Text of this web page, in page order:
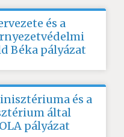
és a
Béka pályázat
és a
által
pályázat